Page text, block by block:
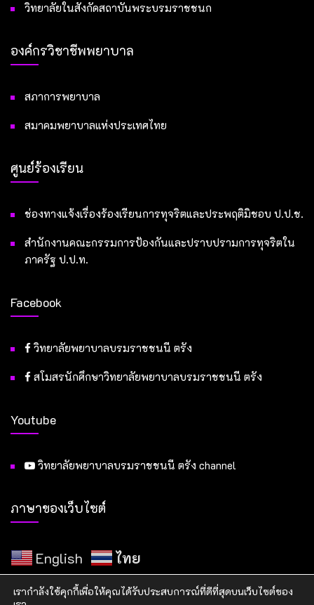
วิทยาลัยในสังกัดสถาบันพระบรมราชชนก
องค์กรวิชาชีพพยาบาล
สภาการพยาบาล
สมาคมพยาบาลแห่งประเทศไทย
ศูนย์ร้องเรียน
ช่องทางแจ้งเรื่องร้องเรียนการทุจริตและประพฤติมิชอบ ป.ป.ช.
สำนักงานคณะกรรมการป้องกันและปราบปรามการทุจริตใน
ภาครัฐ ป.ป.ท.
Facebook
วิทยาลัยพยาบาลบรมราชชนนี ตรัง
สโมสรนักศึกษาวิทยาลัยพยาบาลบรมราชชนนี ตรัง
Youtube
วิทยาลัยพยาบาลบรมราชชนนี ตรัง channel
ภาษาของเว็บไซต์
English ไทย
เรากำลังใช้คุกกี้เพื่อให้คุณได้รับประสบการณ์ที่ดีที่สุดบนเว็บไซต์ของ